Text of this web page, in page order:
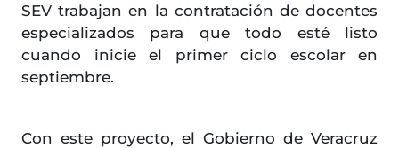
SEV trabajan en la contratación de docentes
especializados para que todo esté listo
cuando inicie el primer ciclo escolar en
septiembre.
Con este proyecto, el Gobierno de Veracruz